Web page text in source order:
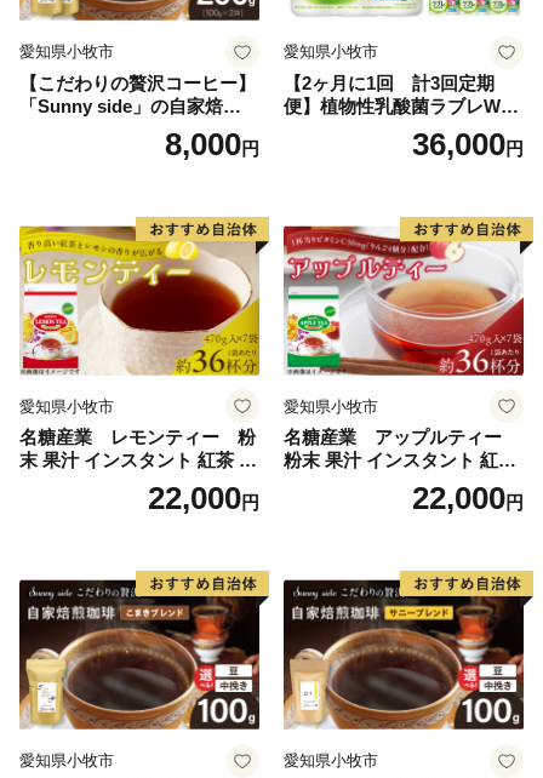
愛知県小牧市
【こだわりの贅沢コーヒー】
「Sunny side」の自家焙煎珈
琲こまきブレンド（200g）
8,000円
愛知県小牧市
【2ヶ月に1回 計3回定期
便】植物性乳酸菌ラブレW
プレーン36本（計108本）
36,000円
愛知県小牧市
名糖産業 レモンティー 粉
末 果汁 インスタント 紅茶 ビ
タミンC 袋 ロングセラー 粉
末飲料 粉末茶 簡単 手軽 ホッ
22,000円
愛知県小牧市
名糖産業 アップルティー
粉末 果汁 インスタント 紅茶
ティー ビタミンC 袋 ロング
セラー 粉末飲料 粉末茶 簡単
22,000円
愛知県小牧市 愛知県小牧市